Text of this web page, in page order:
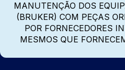
MANUTENÇÃO DOS
(BRUKER) COM PEÇAS
POR FORNECEDORES
MESMOS QUE